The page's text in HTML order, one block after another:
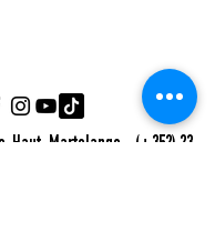
Haut-Martelange - (+352) 23